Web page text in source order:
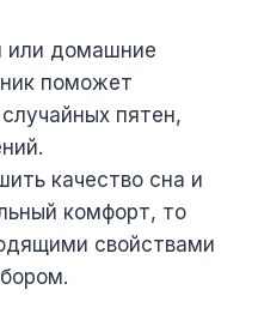
или домашние
поможет
пятен,
качество сна и
комфорт, то
свойствами